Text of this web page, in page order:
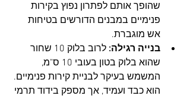
שהופך אותם לפתרון נפוץ בקירות
פנימיים במבנים הדורשים בטיחות
אש מוגברת.
בנייה רגילה:
לרוב בלוק 10 שחור
שהוא בלוק בטון בעובי 10 ס"מ,
המשמש בעיקר לבניית קירות פנימיים.
הוא כבד ועמיד, אך מספק בידוד תרמי